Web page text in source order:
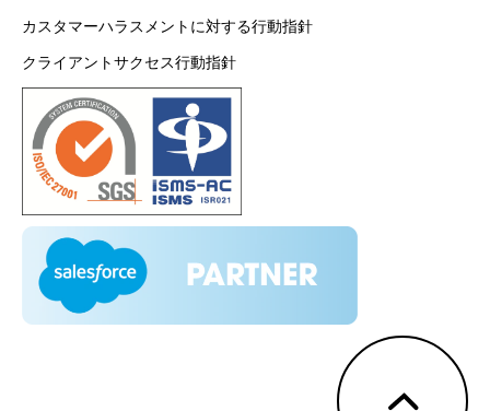
カスタマーハラスメントに対する行動指針
クライアントサクセス行動指針